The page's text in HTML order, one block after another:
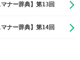
ナー辞典】第13回
ナー辞典】第14回